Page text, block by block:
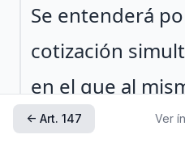
Párrafo 2
Se entenderá
cotización
en el que al
enteren Cuotas
← Art. 147 Ver